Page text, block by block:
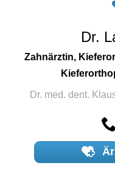
Dr.
Zahnärztin,
Dr. med. dent.